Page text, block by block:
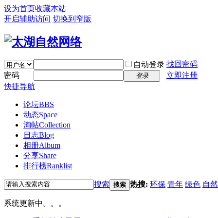
设为首页收藏本站
开启辅助访问 切换到窄版
自动登录 找回密码
密码
登录
立即注册
快捷导航
论坛BBS
动态Space
淘帖Collection
日志Blog
相册Album
分享Share
排行榜Ranklist
搜索 搜索 热搜: 环保 青年 绿色 自
系统更新中。。。